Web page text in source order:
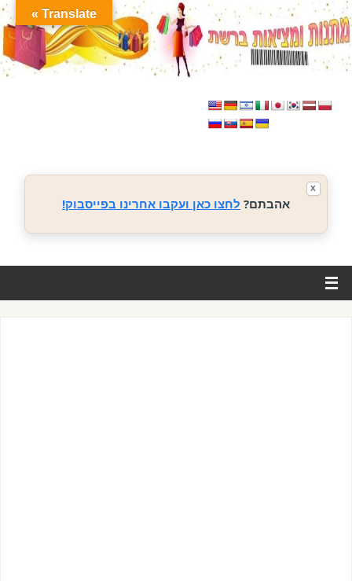
אהבתם? לחצו כאן ועקבו אחרינו בפייסבוק!
X
Translate »